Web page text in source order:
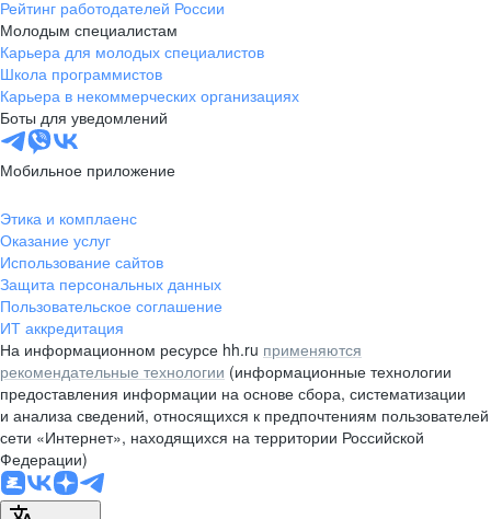
+7 383 207-94-64
pr@nsk.hh.ru
Минск
пр-т Дзержинского, д. 57,
10 этаж, помещение 45-1
+375 (17)336-03-02
Алматы
пр. Абая, д. 151, БЦ Алатау,
12 этаж, офис 1209
+7 727 232-13-13
pr@headhunter.com.kz
Рейтинг работодателей России
Молодым специалистам
Карьера для молодых специалистов
Школа программистов
Карьера в некоммерческих организациях
Боты для уведомлений
Мобильное приложение
Этика и комплаенс
Оказание услуг
Использование сайтов
Защита персональных данных
Пользовательское соглашение
ИТ аккредитация
На информационном ресурсе hh.ru применяются
рекомендательные технологии (информационные технологии
предоставления информации на основе сбора, систематизации
и анализа сведений, относящихся к предпочтениям пользователей
сети «Интернет», находящихся на территории Российской
Федерации)